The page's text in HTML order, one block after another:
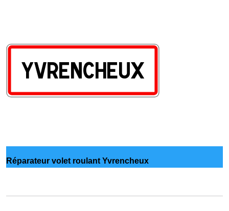
Réparateur volet roulant Yvrencheux